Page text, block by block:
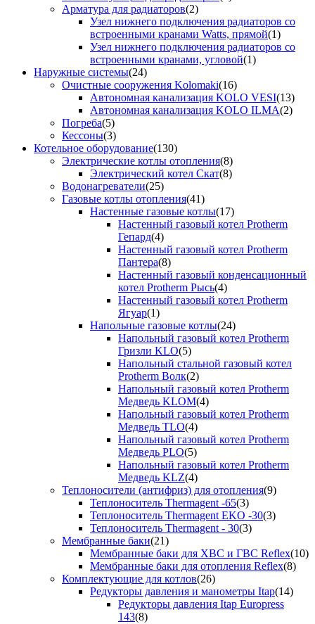
Арматура для радиаторов(2)
Узел нижнего подключения радиаторов со
встроенными кранами Watts, прямой(1)
Узел нижнего подключения радиаторов со
встроенными кранами, угловой(1)
Наружные системы(24)
Очистные сооружения Kolomaki(16)
Автономная канализация KOLO VESI(13)
Автономная канализация KOLO ILMA(2)
Погреба(5)
Кессоны(3)
Котельное оборудование(130)
Электрические котлы отопления(8)
Электрический котел Скат(8)
Водонагреватели(25)
Газовые котлы отопления(41)
Настенные газовые котлы(17)
Настенный газовый котел Protherm
Гепард(4)
Настенный газовый котел Protherm
Пантера(8)
Настенный газовый конденсационный
котел Protherm Рысь(4)
Настенный газовый котел Protherm
Ягуар(1)
Напольные газовые котлы(24)
Напольный газовый котел Protherm
Гризли KLO(5)
Напольный стальной газовый котел
Protherm Волк(2)
Напольный газовый котел Protherm
Медведь KLOM(4)
Напольный газовый котел Protherm
Медведь TLO(4)
Напольный газовый котел Protherm
Медведь PLO(5)
Напольный газовый котел Protherm
Медведь KLZ(4)
Теплоносители (антифриз) для отопления(9)
Теплоноситель Thermagent -65(3)
Теплоноситель Thermagent EKO -30(3)
Теплоноситель Thermagent - 30(3)
Мембранные баки(21)
Мембранные баки для ХВС и ГВС Reflex(10)
Мембранные баки для отопления Reflex(8)
Комплектующие для котлов(26)
Редукторы давления и манометры Itap(14)
Редукторы давления Itap Europress
143(8)